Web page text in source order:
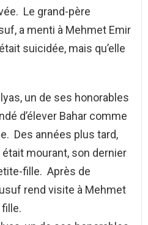
Le grand-père
a menti à Mehmet Emir
suicidée, mais qu’elle
un de ses honorables
d’élever Bahar comme
Des années plus tard,
était mourant, son dernier
fille. Après de
rend visite à Mehmet
fille.